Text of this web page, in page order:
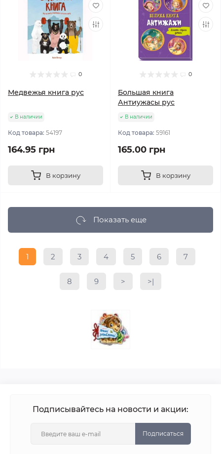
0
Медвежья книга рус
В наличии
Код товара: 54197
164.95 грн
В корзину
0
Большая книга
Антиужасы рус
В наличии
Код товара: 59161
165.00 грн
В корзину
Показать еще
1 2 3 4 5 6 7
8 9 > >|
Подписывайтесь на новости и акции:
Подписаться